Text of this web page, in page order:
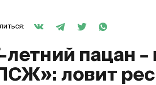
летний пацан
ловит